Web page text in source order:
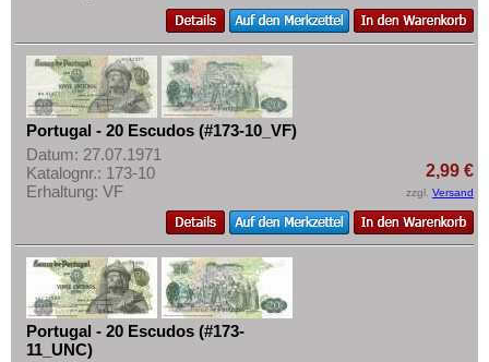
Portugal - 20 Escudos (#173-10_VF)
Datum: 27.07.1971
Katalognr.: 173-10
Erhaltung: VF
2,99 €
zzgl. Versand
Portugal - 20 Escudos (#173-
11_UNC)